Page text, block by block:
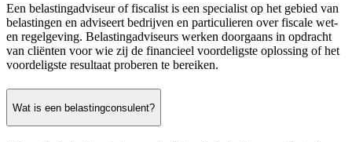
Een belastingadviseur of fiscalist is een specialist op het gebied van
belastingen en adviseert bedrijven en particulieren over fiscale wet-
en regelgeving. Belastingadviseurs werken doorgaans in opdracht
van cliënten voor wie zij de financieel voordeligste oplossing of het
voordeligste resultaat proberen te bereiken.
Wat is een belastingconsulent?